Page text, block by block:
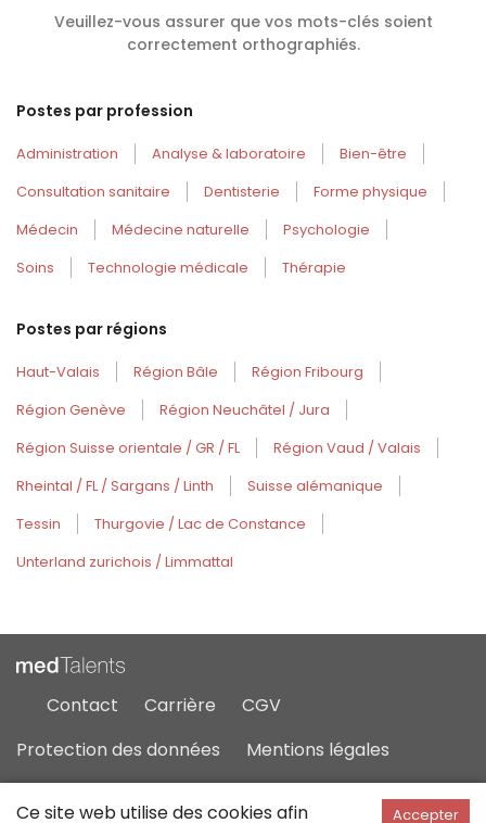
Veuillez-vous assurer que vos mots-clés soient
correctement orthographiés.
Postes par profession
Administration Analyse & laboratoire
Bien-être
Consultation sanitaire
Dentisterie
Forme physique
Médecin
Médecine naturelle
Psychologie
Soins
Technologie médicale Thérapie
Postes par régions
Haut-Valais Région Bâle
Région Fribourg
Région Genève
Région Neuchâtel / Jura
Région Suisse orientale / GR / FL
Région Vaud / Valais
Rheintal / FL / Sargans / Linth
Suisse alémanique
Tessin
Thurgovie / Lac de Constance
Unterland zurichois / Limmattal
Contact Carrière
CGV
Protection des données
Mentions légales
Ce site web utilise des cookies afin Accepter